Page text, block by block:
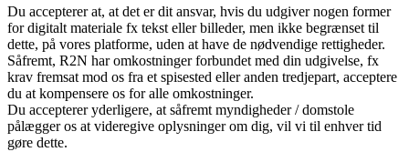
Du accepterer at, at det er dit ansvar, hvis du udgiver nogen former
for digitalt materiale fx tekst eller billeder, men ikke begrænset til
dette, på vores platforme, uden at have de nødvendige rettigheder.
Såfremt, R2N har omkostninger forbundet med din udgivelse, fx
krav fremsat mod os fra et spisested eller anden tredjepart, acceptere
du at kompensere os for alle omkostninger.
Du accepterer yderligere, at såfremt myndigheder / domstole
pålægger os at videregive oplysninger om dig, vil vi til enhver tid
gøre dette.